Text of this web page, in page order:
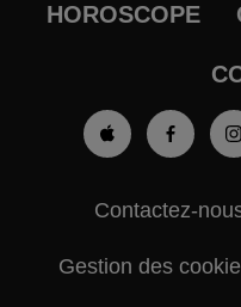
HOROSCOPE
Contactez-
Gestion des